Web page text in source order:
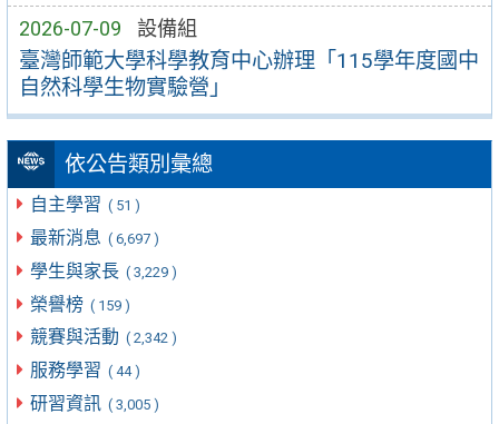
2026-07-09 設備組
臺灣師範大學科學教育中心辦理「115學年度國中
自然科學生物實驗營」
依公告類別彙總
自主學習 ( 51 )
最新消息 ( 6,697 )
學生與家長 ( 3,229 )
榮譽榜 ( 159 )
競賽與活動 ( 2,342 )
服務學習 ( 44 )
研習資訊 ( 3,005 )